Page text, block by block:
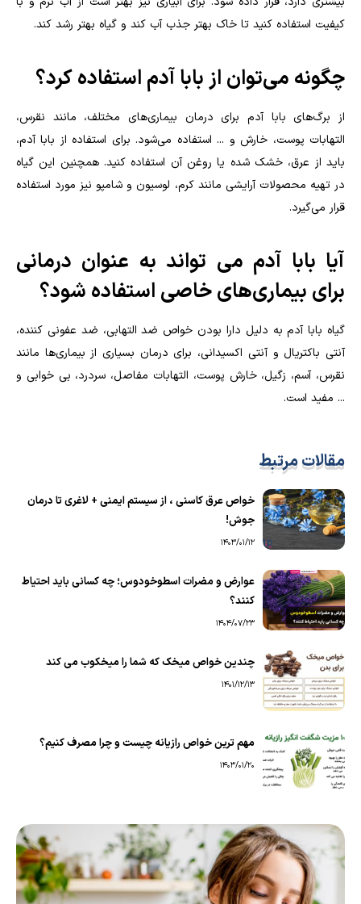
کیفیت استفاده کنید تا خاک بهتر جذب آب کند و گیاه بهتر رشد کند.
چگونه می‌توان از بابا آدم استفاده کرد؟
از برگ‌های بابا آدم برای درمان بیماری‌های مختلف، مانند نقرس،
التهابات پوست، خارش و ... استفاده می‌شود. برای استفاده از بابا آدم،
باید از عرق، خشک شده یا روغن آن استفاده کنید. همچنین این گیاه
در تهیه محصولات آرایشی مانند کرم، لوسیون و شامپو نیز مورد استفاده
قرار می‌گیرد.
آیا بابا آدم می تواند به عنوان درمانی
برای بیماری‌های خاصی استفاده شود؟
گیاه بابا آدم به دلیل دارا بودن خواص ضد التهابی، ضد عفونی کننده،
آنتی باکتریال و آنتی اکسیدانی، برای درمان بسیاری از بیماری‌ها مانند
نقرس، آسم، زگیل، خارش پوست، التهابات مفاصل، سردرد، بی خوابی و
... مفید است.
مقالات مرتبط
خواص عرق کاسنی ، از سیستم ایمنی + لاغری تا درمان
جوش!
1403/01/12
عوارض و مضرات اسطوخودوس؛ چه کسانی باید احتیاط
کنند؟
1404/07/23
چندین خواص میخک که شما را میخکوب می کند
1401/12/13
مهم ترین خواص رازیانه چیست و چرا مصرف کنیم؟
1403/01/20